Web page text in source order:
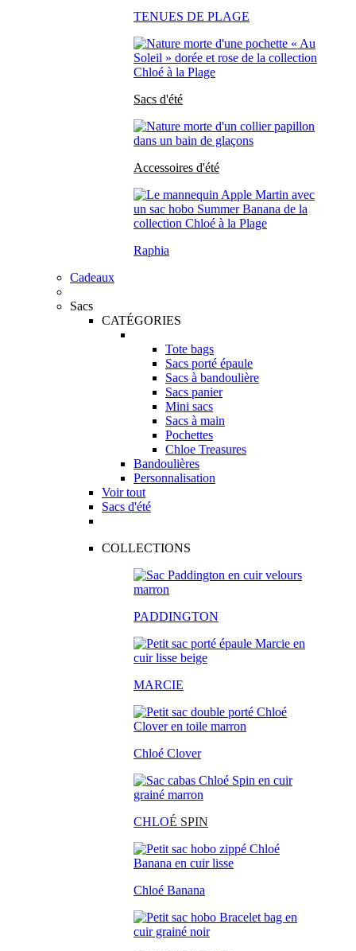
TENUES DE PLAGE
Sacs d'été
Accessoires d'été
Raphia
Cadeaux
Sacs
CATÉGORIES
Tote bags
Sacs porté épaule
Sacs à bandoulière
Sacs panier
Mini sacs
Sacs à main
Pochettes
Chloe Treasures
Bandoulières
Personnalisation
Voir tout
Sacs d'été
COLLECTIONS
PADDINGTON
MARCIE
Chloé Clover
CHLOÉ SPIN
Chloé Banana